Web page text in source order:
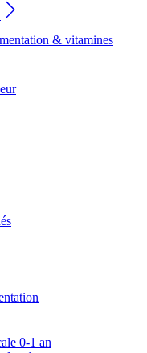
& vitamines
0-1 an